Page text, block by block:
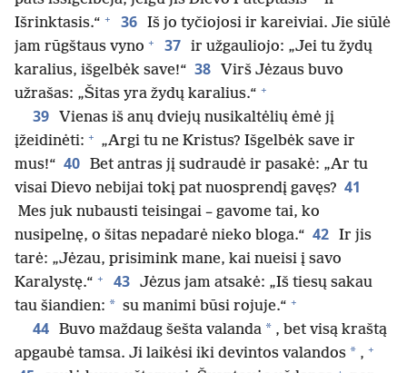
Išrinktasis.“ + 36 Iš jo tyčiojosi ir kareiviai. Jie siūlė
jam rūgštaus vyno + 37 ir užgauliojo: „Jei tu žydų
karalius, išgelbėk save!“ 38
Virš Jėzaus buvo
užrašas: „Šitas yra žydų karalius.“ +
39
Vienas iš anų dviejų nusikaltėlių ėmė jį
įžeidinėti: + „Argi tu ne Kristus? Išgelbėk save ir
mus!“ 40 Bet antras jį sudraudė ir pasakė: „Ar tu
visai Dievo nebijai tokį pat nuosprendį gavęs? 41
Mes juk nubausti teisingai – gavome tai, ko
nusipelnę, o šitas nepadarė nieko bloga.“ 42 Ir jis
tarė: „Jėzau, prisimink mane, kai nueisi į savo
Karalystę.“ + 43 Jėzus jam atsakė: „Iš tiesų sakau
tau šiandien: * su manimi būsi rojuje.“ +
44 Buvo maždaug šešta valanda * , bet visą kraštą
apgaubė tamsa. Ji laikėsi iki devintos valandos * , +